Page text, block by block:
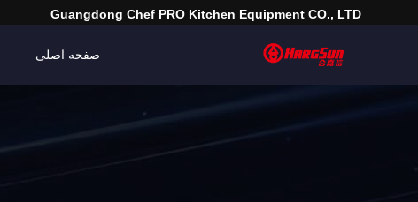
Guangdong Chef PRO Kitchen Equipment CO., LTD
صفحه اصلی